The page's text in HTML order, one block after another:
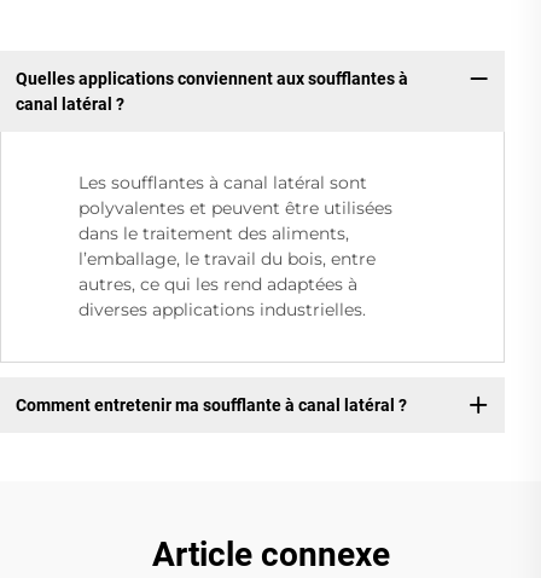
Quelles applications conviennent aux soufflantes à
canal latéral ?
Les soufflantes à canal latéral sont
polyvalentes et peuvent être utilisées
dans le traitement des aliments,
l’emballage, le travail du bois, entre
autres, ce qui les rend adaptées à
diverses applications industrielles.
Comment entretenir ma soufflante à canal latéral ?
Article connexe